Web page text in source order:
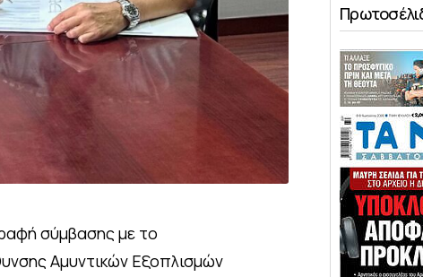
σύμβασης με το
Αμυντικών Εξοπλισμών